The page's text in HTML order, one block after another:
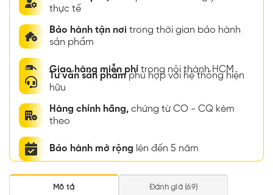
thực tế
Bảo hành tận nơi trong thời gian bảo hành
sản phẩm
Giao hàng miễn phí trong nội thành HCM
Tư vấn sản phẩmphù hợp với hệ thống hiện
hữu
Hàng chính hãng, chứng từ CO - CQ kèm
theo
Bảo hành mở rộng lên đến 5 năm
Mô tả Đánh giá (69)